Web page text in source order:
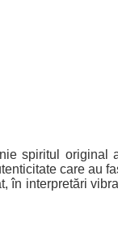
spiritul original
care au
în interpretări